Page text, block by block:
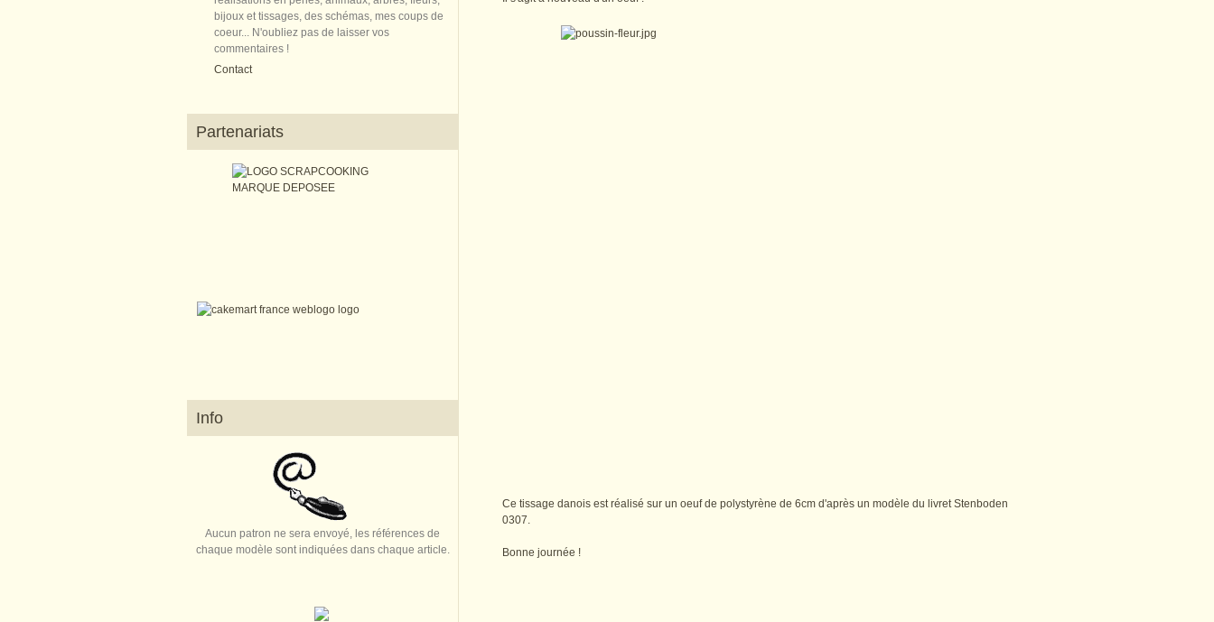
bijoux et tissages, des schémas, mes coups de
coeur... N'oubliez pas de laisser vos
commentaires !
Contact
Partenariats
Info
Aucun patron ne sera envoyé, les références de
chaque modèle sont indiquées dans chaque article.
Ce tissage danois est réalisé sur un oeuf de polystyrène de 6cm d'après un modèle du livret Stenboden
0307.
Bonne journée !